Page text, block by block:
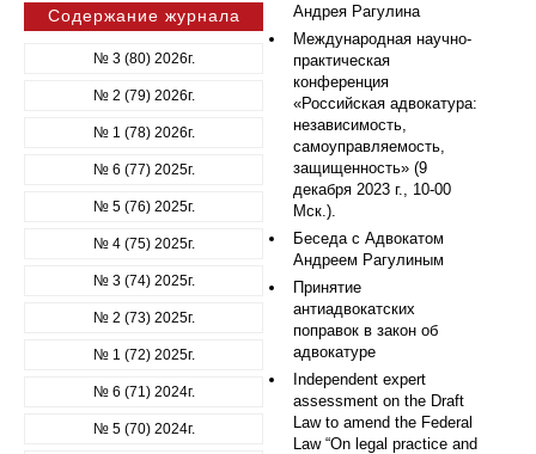
Содержание журнала
№ 3 (80) 2026г.
№ 2 (79) 2026г.
№ 1 (78) 2026г.
№ 6 (77) 2025г.
№ 5 (76) 2025г.
№ 4 (75) 2025г.
№ 3 (74) 2025г.
№ 2 (73) 2025г.
№ 1 (72) 2025г.
№ 6 (71) 2024г.
№ 5 (70) 2024г.
Андрея Рагулина
Международная научно-
практическая
конференция
«Российская адвокатура:
независимость,
самоуправляемость,
защищенность» (9
декабря 2023 г., 10-00
Мск.).
Беседа с Адвокатом
Андреем Рагулиным
Принятие
антиадвокатских
поправок в закон об
адвокатуре
Independent expert
assessment on the Draft
Law to amend the Federal
Law “On legal practice and